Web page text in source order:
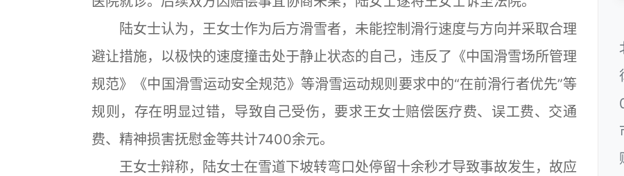
陆女士认为，王女士作为后方滑雪者，未能控制滑行速度与方向并采取合理
避让措施，以极快的速度撞击处于静止状态的自己，违反了《中国滑雪场所管理
规范》《中国滑雪运动安全规范》等滑雪运动规则要求中的“在前滑行者优先”等
规则，存在明显过错，导致自己受伤，要求王女士赔偿医疗费、误工费、交通
费、精神损害抚慰金等共计7400余元。
王女士辩称，陆女士在雪道下坡转弯口处停留十余秒才导致事故发生，故应